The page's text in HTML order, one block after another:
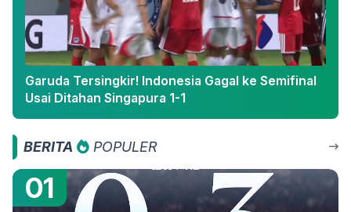
Garuda Tersingkir! Indonesia Gagal ke Semifinal
Usai Ditahan Singapura 1-1
BERITA POPULER
01